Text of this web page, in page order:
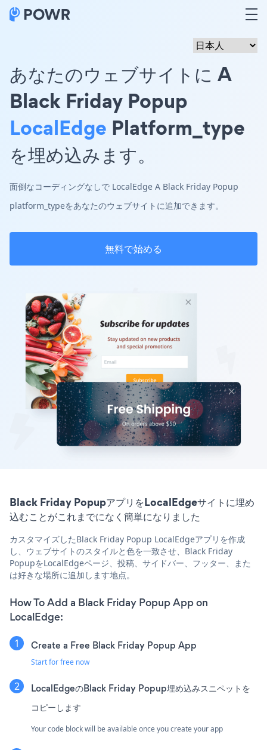
あなたのウェブサイトに A
Black Friday Popup
LocalEdge Platform_type
を埋め込みます。
面倒なコーディングなしで LocalEdge A Black Friday Popup
platform_typeをあなたのウェブサイトに追加できます。
無料で始める
Black Friday PopupアプリをLocalEdgeサイトに埋め
込むことがこれまでになく簡単になりました
カスタマイズしたBlack Friday Popup LocalEdgeアプリを作成
し、ウェブサイトのスタイルと色を一致させ、Black Friday
PopupをLocalEdgeページ、投稿、サイドバー、フッター、また
は好きな場所に追加します地点。
How To Add a Black Friday Popup App on
LocalEdge:
Create a Free Black Friday Popup App
Start for free now
LocalEdgeのBlack Friday Popup埋め込みスニペットを
コピーします
Your code block will be available once you create your app